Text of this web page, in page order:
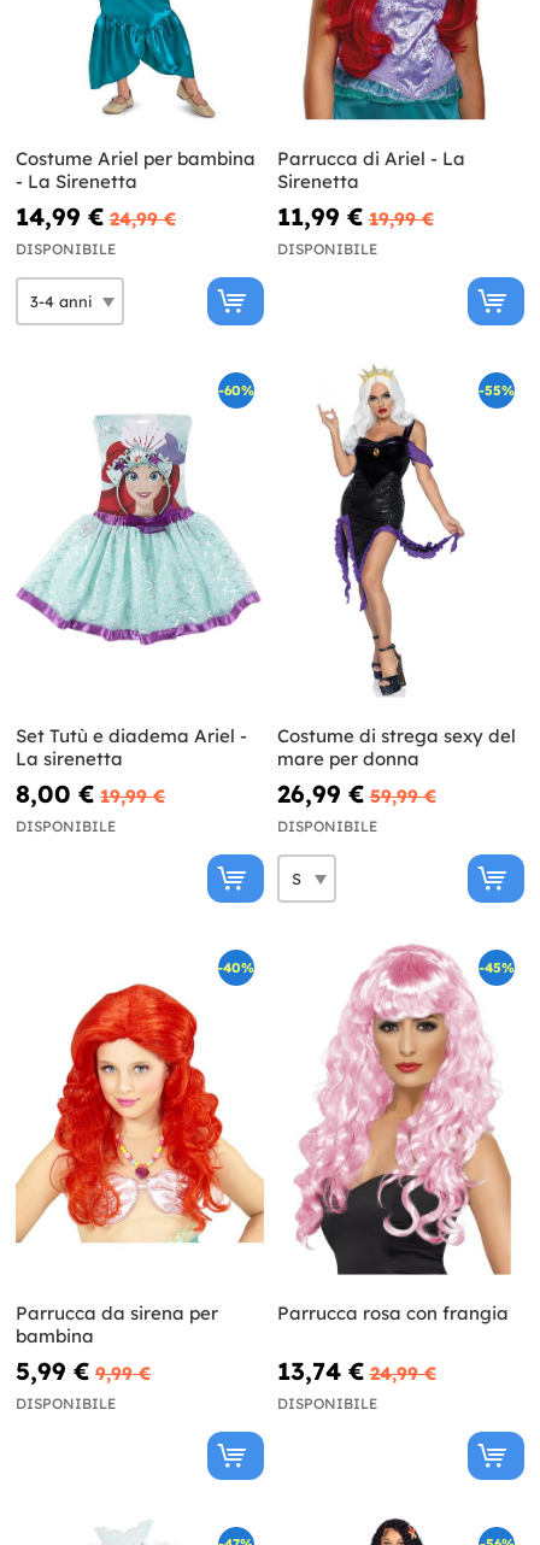
Costume Ariel per bambina
- La Sirenetta
14,99 € 24,99 €
DISPONIBILE
Parrucca di Ariel - La
Sirenetta
11,99 € 19,99 €
DISPONIBILE
-60%
Set Tutù e diadema Ariel -
La sirenetta
8,00 € 19,99 €
DISPONIBILE
-55%
Costume di strega sexy del
mare per donna
26,99 € 59,99 €
DISPONIBILE
-40%
Parrucca da sirena per
bambina
5,99 € 9,99 €
DISPONIBILE
-45%
Parrucca rosa con frangia
13,74 € 24,99 €
DISPONIBILE